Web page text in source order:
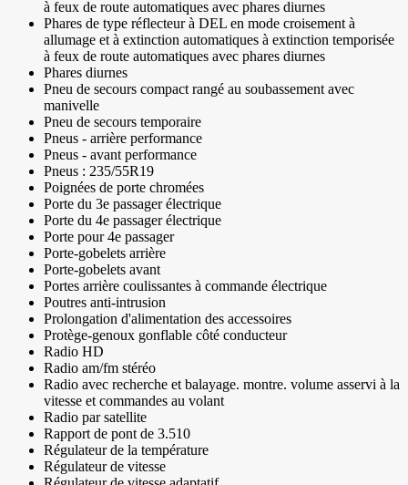
à feux de route automatiques avec phares diurnes
Phares de type réflecteur à DEL en mode croisement à
allumage et à extinction automatiques à extinction temporisée
à feux de route automatiques avec phares diurnes
Phares diurnes
Pneu de secours compact rangé au soubassement avec
manivelle
Pneu de secours temporaire
Pneus - arrière performance
Pneus - avant performance
Pneus : 235/55R19
Poignées de porte chromées
Porte du 3e passager électrique
Porte du 4e passager électrique
Porte pour 4e passager
Porte-gobelets arrière
Porte-gobelets avant
Portes arrière coulissantes à commande électrique
Poutres anti-intrusion
Prolongation d'alimentation des accessoires
Protège-genoux gonflable côté conducteur
Radio HD
Radio am/fm stéréo
Radio avec recherche et balayage. montre. volume asservi à la
vitesse et commandes au volant
Radio par satellite
Rapport de pont de 3.510
Régulateur de la température
Régulateur de vitesse